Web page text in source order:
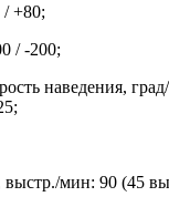
+80;
/ -200;
наведения,
выстр./мин: 90 (45